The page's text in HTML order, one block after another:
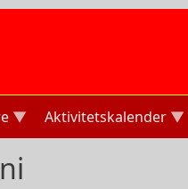
Aktivitetskalender